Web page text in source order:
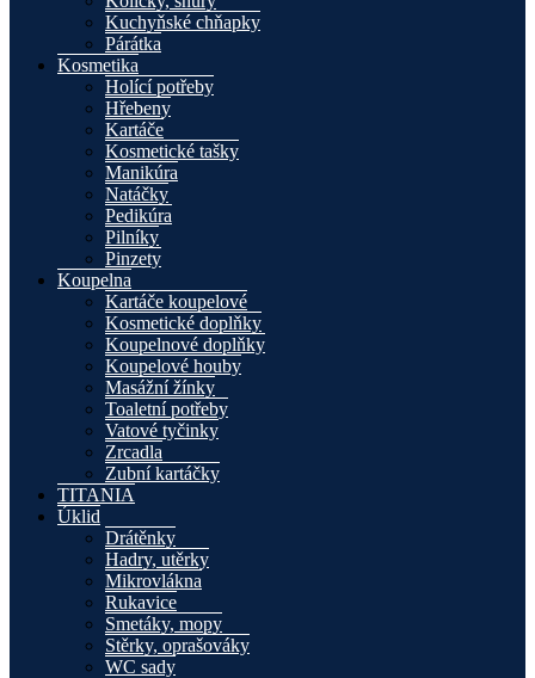
Kuchyňské chňapky
Párátka
Kosmetika
Holící potřeby
Hřebeny
Kartáče
Kosmetické tašky
Manikúra
Natáčky
Pedikúra
Pilníky
Pinzety
Koupelna
Kartáče koupelové
Kosmetické doplňky
Koupelnové doplňky
Koupelové houby
Masážní žínky
Toaletní potřeby
Vatové tyčinky
Zrcadla
Zubní kartáčky
TITANIA
Úklid
Drátěnky
Hadry, utěrky
Mikrovlákna
Rukavice
Smetáky, mopy
Stěrky, oprašováky
WC sady